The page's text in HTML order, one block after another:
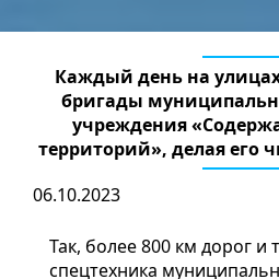
Каждый день на улицах
бригады
учреждения
территорий», делая его
06.10.2023
Так, более 800 км дорог и
спецтехника